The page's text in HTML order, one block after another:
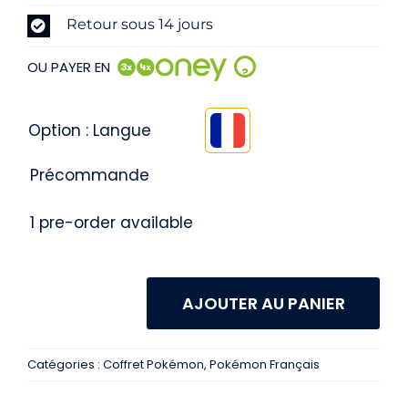
Retour sous 14 jours
OU PAYER EN ?
Option : Langue
Précommande
1 pre-order available
Pokémon
AJOUTER AU PANIER
Catégories : Coffret Pokémon, Pokémon Français